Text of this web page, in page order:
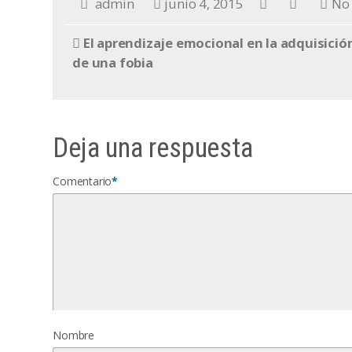
admin junio 4, 2015
El aprendizaje emocional en la
de una fobia
Deja una respuesta
Comentario*
Nombre